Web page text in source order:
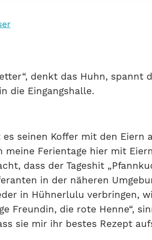
denkt das Huhn,
die Eingangshalle.
seinen Koffer mit den Eiern
meine Ferientage hier mit
dass der Tageshit
in der näheren
in Hühnerlulu verbringen,
Freundin, die rote Henne“,
sie mir ihr bestes Rezept